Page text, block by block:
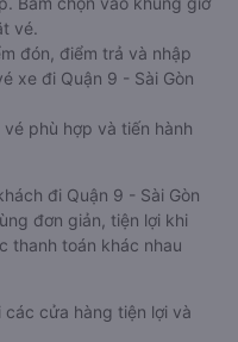
đi, sau đó chọn “TÌM
9 - Sài Gòn từ Sân bay
Bấm chọn vào khung giờ
vé.
đón, điểm trả và nhập
xe đi Quận 9 - Sài Gòn
phù hợp và tiến hành
đi Quận 9 - Sài Gòn
đơn giản, tiện lợi khi
toán khác nhau